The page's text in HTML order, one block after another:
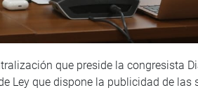
que preside la congresista
Ley que dispone la publicidad de las